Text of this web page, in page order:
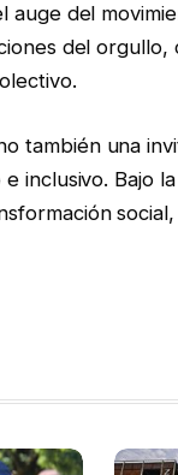
auge del
del orgullo,
también una
inclusivo. Bajo